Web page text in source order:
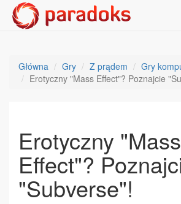
Główna Gry Z prądem Gry
Erotyczny "Mass Effect"? Poznajcie
Erotyczny "Mass
Effect"?
"Subverse"!